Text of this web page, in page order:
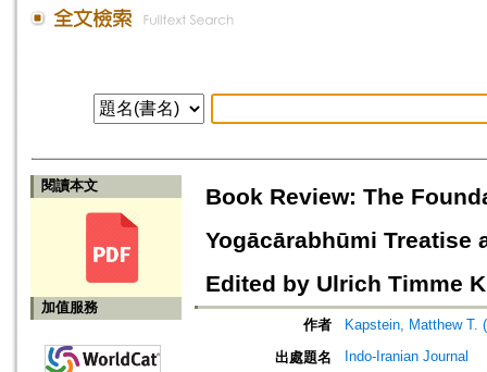
閱讀本文
加值服務
Book Review: The
Yogācārabhūmi Treatise
Edited by Ulrich Timme
作者
Kapstein, Matthew T.
出處題名
Indo-Iranian Journal